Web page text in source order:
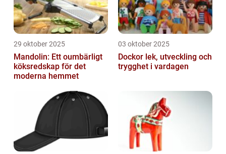
29 oktober 2025
Mandolin: Ett oumbärligt
köksredskap för det
moderna hemmet
03 oktober 2025
Dockor lek, utveckling och
trygghet i vardagen